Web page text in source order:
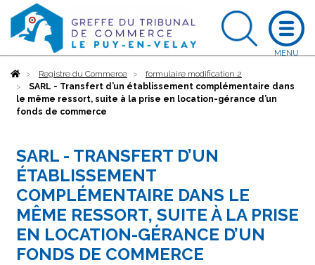
AccueilRegistre du Commerce
formulaire modification 2
SARL - Transfert d’un établissement complémentaire dans
le même ressort, suite à la prise en location-gérance d’un
fonds de commerce
SARL - TRANSFERT D’UN
ÉTABLISSEMENT
COMPLÉMENTAIRE DANS LE
MÊME RESSORT, SUITE À LA PRISE
EN LOCATION-GÉRANCE D’UN
FONDS DE COMMERCE